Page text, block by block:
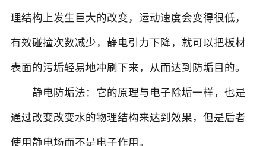
理结构上发生巨大的改变，运动速度会变得很低，
有效碰撞次数减少，静电引力下降，就可以把板材
表面的污垢轻易地冲刷下来，从而达到防垢目的。
静电防垢法：它的原理与电子除垢一样，也是
通过改变改变水的物理结构来达到效果，但是后者
使用静电场而不是电子作用。